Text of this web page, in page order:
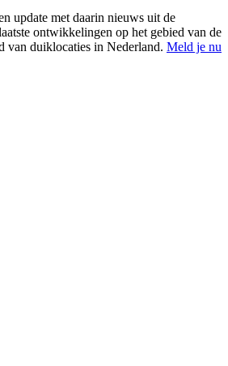
update met daarin nieuws uit de
ontwikkelingen op het gebied van de
van duiklocaties in Nederland. Meld je nu